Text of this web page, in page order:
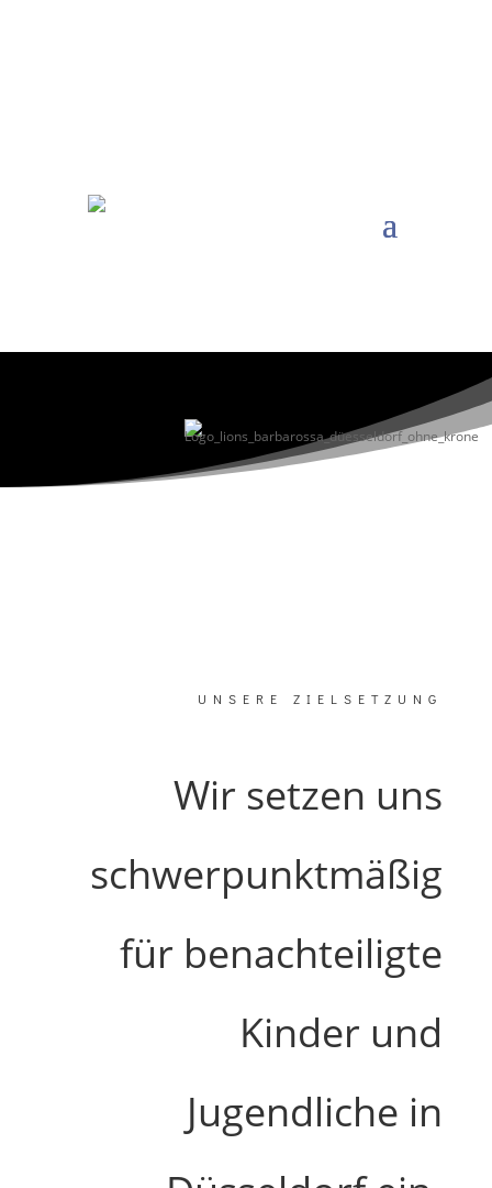
Barbarossa stellt sich vor.
UNSERE ZIELSETZUNG
Wir setzen uns
schwerpunktmäßig
für benachteiligte
Kinder und
Jugendliche in